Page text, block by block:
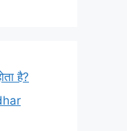
है?